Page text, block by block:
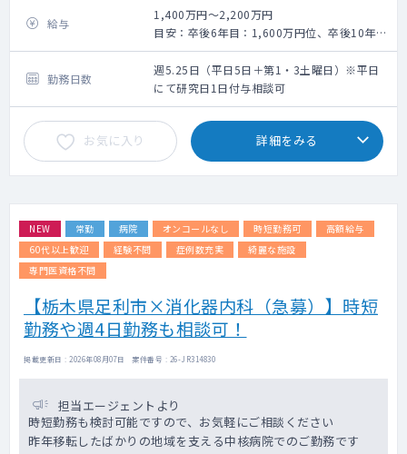
給与
1,400万円～2,200万円
目安：卒後6年目：1,600万円位、卒後10年目
1,800万円位、卒後21年目2,050万円位
勤務日数
週5.25日（平日5日＋第1・3土曜日）※平日
にて研究日1日付与相談可
お気に入り 詳細をみる
NEW 常勤 病院 オンコールなし 時短勤務可
高額給与
60代以上歓迎
経験不問 症例数充実
綺麗な施設
専門医資格不問
【栃木県足利市×消化器内科（急募）】時短
勤務や週4日勤務も相談可！
掲載更新日 : 2026年08月07日 案件番号 : 26-JR314830
担当エージェントより
時短勤務も検討可能ですので、お気軽にご相談ください
昨年移転したばかりの地域を支える中核病院でのご勤務です